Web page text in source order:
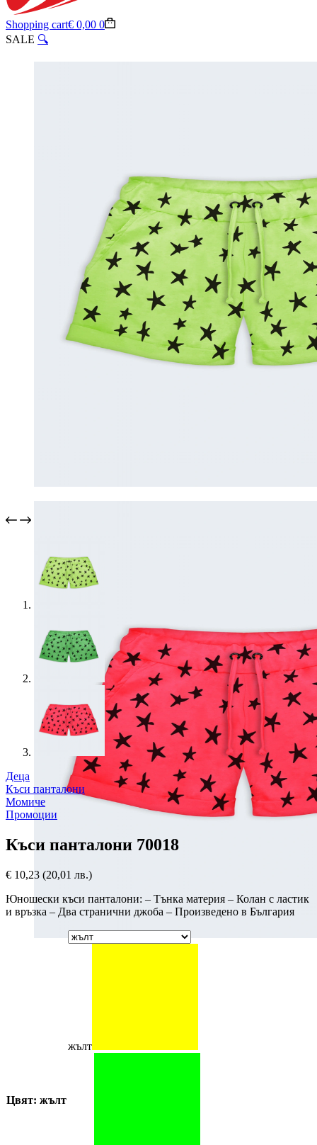
Shopping cart€ 0,00 0
SALE 🔍
Деца
Къси панталони
Момиче
Промоции
Къси панталони 70018
€ 10,23 (20,01 лв.)
Юношески къси панталони: – Тънка материя – Колан с ластик
и връзка – Два странични джоба – Произведено в България
Цвят: жълт
жълт